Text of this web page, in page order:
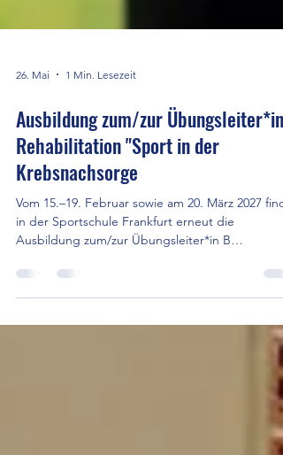
26. Mai 1 Min. Lesezeit
Ausbildung zum/zur Übungsleiter*in
Rehabilitation "Sport in der
Krebsnachsorge
Vom 15.–19. Februar sowie am 20. März 2027
Ausbildung zum/zur Übungsleiter*in B
Rehabilitation „Sport in der Krebsnachsorge“
Online-Seminare angeboten. Weitere Infos gibt